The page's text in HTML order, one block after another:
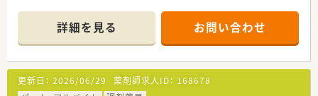
りやすい服薬指導を日々実践している方が高く評価されていま
す。
■在宅業務において地域の多職種と円滑なコミュニケーション
を図り、地域医療のネットワーク構築に貢献している方がいま
す。
80枚ほど幅広く応需し地域医療に貢献しています。
■精神科や内科から外科や救急科まで多岐にわたる処方箋を経
験できるため薬剤師としての対応力が身につきます。
【法人特徴について】
■創業から80年以上という長い歴史を持ち、地域の方々から厚
詳細を見る お問い合わせ
更新日： 2026/06/29 薬剤師求人ID： 168678